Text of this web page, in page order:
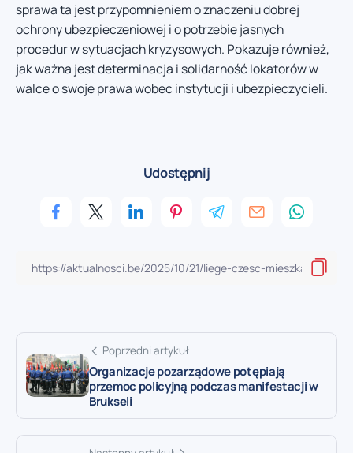
sprawa ta jest przypomnieniem o znaczeniu dobrej
ochrony ubezpieczeniowej i o potrzebie jasnych
procedur w sytuacjach kryzysowych. Pokazuje również,
jak ważna jest determinacja i solidarność lokatorów w
walce o swoje prawa wobec instytucji i ubezpieczycieli.
Udostępnij
Poprzedni artykuł
Organizacje pozarządowe potępiają
przemoc policyjną podczas manifestacji w
Brukseli